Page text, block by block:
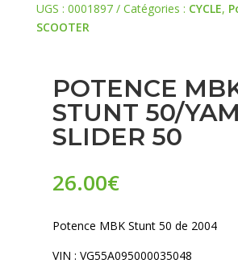
UGS : 0001897 Catégories : CYCLE,
SCOOTER
POTENCE
STUNT 50/
SLIDER 50
26.00€
Potence MBK Stunt 50 de 2004
VIN : VG55A095000035048